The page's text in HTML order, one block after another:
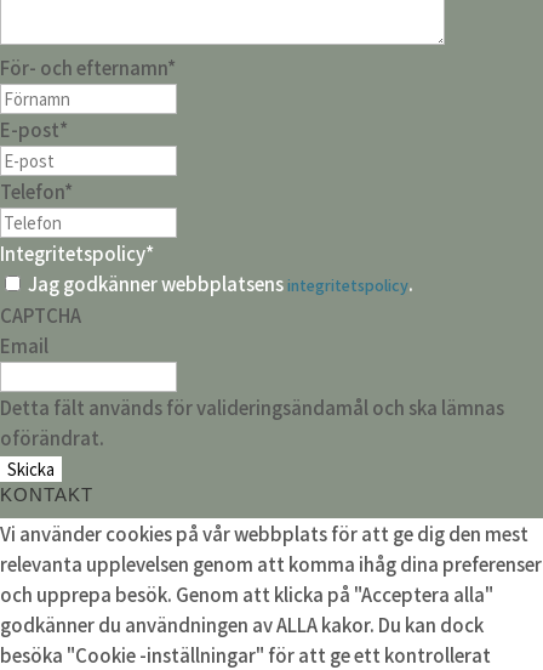
För- och efternamn*
E-post*
Telefon*
Integritetspolicy*
Jag godkänner webbplatsensintegritetspolicy.
CAPTCHA
Email
Detta fält används för valideringsändamål och ska lämnas
oförändrat.
KONTAKT
Vi använder cookies på vår webbplats för att ge dig den mest
relevanta upplevelsen genom att komma ihåg dina preferenser
och upprepa besök. Genom att klicka på "Acceptera alla"
godkänner du användningen av ALLA kakor. Du kan dock
besöka "Cookie -inställningar" för att ge ett kontrollerat